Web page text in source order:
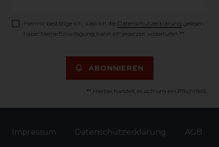
Hiermit bestätige ich, dass ich die Daten­schutz­erklärung gelesen
habe. Meine Einwilligung kann ich jederzeit widerrufen.**
ABONNIEREN
** Hierbei handelt es sich um ein Pflichtfeld.
Impressum Daten­schutz­erklärung AGB